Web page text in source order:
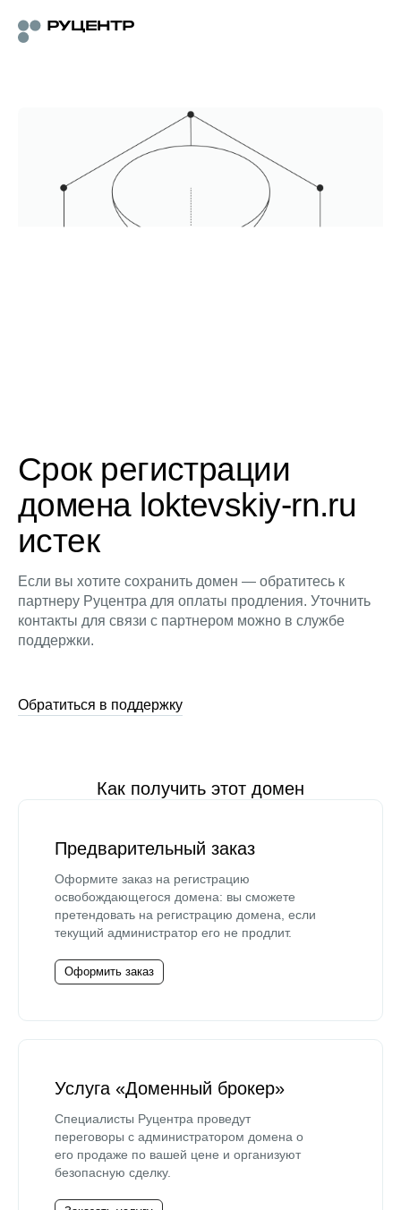
Срок регистрации
домена loktevskiy-rn.ru
истек
Если вы хотите сохранить домен — обратитесь к
партнеру Руцентра для оплаты продления. Уточнить
контакты для связи с партнером можно в службе
поддержки.
Обратиться в поддержку
Как получить этот домен
Предварительный заказ
Оформите заказ на регистрацию
освобождающегося домена: вы сможете
претендовать на регистрацию домена, если
текущий администратор его не продлит.
Оформить заказ
Услуга «Доменный брокер»
Специалисты Руцентра проведут
переговоры с администратором домена о
его продаже по вашей цене и организуют
безопасную сделку.